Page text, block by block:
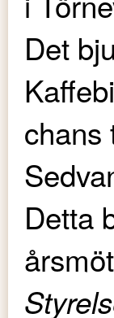
Det
chans
Detta